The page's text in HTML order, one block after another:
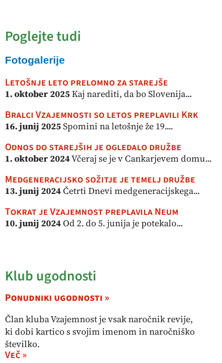
Poglejte tudi
Fotogalerije
Letošnje leto prelomno za starejše
1. oktober 2025Kaj narediti, da bo Slovenija...
Bralci Vzajemnosti so letos preplavili Krk
16. junij 2025Spomini na letošnje že 19....
Odnos do starejših je ogledalo družbe
1. oktober 2024Včeraj se je v Cankarjevem domu...
Medgeneracijsko sožitje je temelj družbe
13. junij 2024Četrti Dnevi medgeneracijskega...
Tokrat je Vzajemnost preplavila Neum
10. junij 2024Od 2. do 5. junija je potekalo...
Klub ugodnosti
Ponudniki ugodnosti »
Član kluba Vzajemnost je vsak naročnik revije,
ki dobi kartico s svojim imenom in naročniško
številko.
Več »